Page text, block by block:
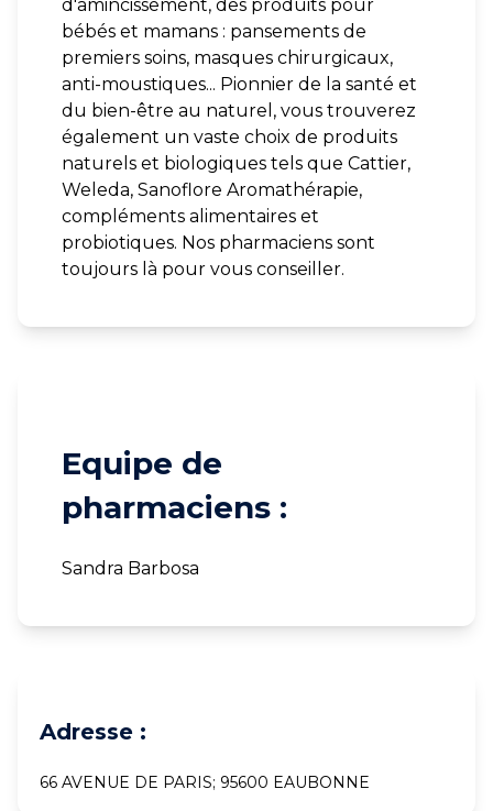
d'amincissement, des produits pour
bébés et mamans : pansements de
premiers soins, masques chirurgicaux,
anti-moustiques... Pionnier de la santé et
du bien-être au naturel, vous trouverez
également un vaste choix de produits
naturels et biologiques tels que Cattier,
Weleda, Sanoflore Aromathérapie,
compléments alimentaires et
probiotiques. Nos pharmaciens sont
toujours là pour vous conseiller.
Equipe de
pharmaciens :
Sandra Barbosa
Adresse :
66 AVENUE DE PARIS; 95600 EAUBONNE